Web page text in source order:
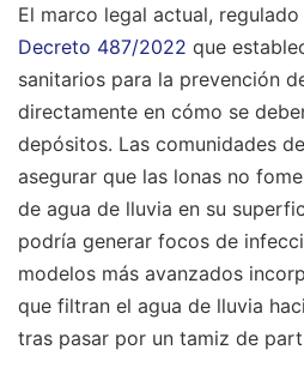
El marco legal actual,
Decreto 487/2022 que
sanitarios para la prevención
directamente en cómo se
depósitos. Las comunidades
asegurar que las lonas no
de agua de lluvia en su
podría generar focos de
modelos más avanzados
que filtran el agua de lluvia
tras pasar por un tamiz de